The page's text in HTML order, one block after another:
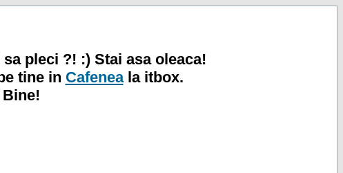
pleci ?! :) Stai asa oleaca!
tine in Cafeneala itbox.